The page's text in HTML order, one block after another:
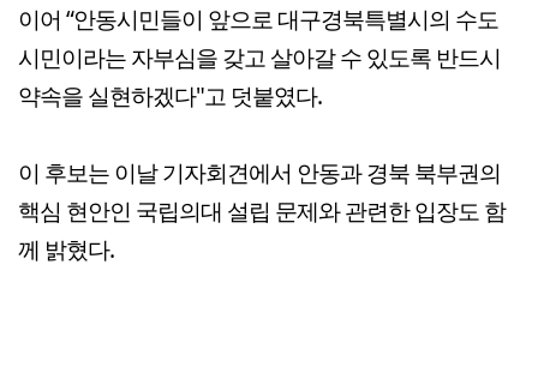
이어 “안동시민들이 앞으로 대구경북특별시의 수도
시민이라는 자부심을 갖고 살아갈 수 있도록 반드시
약속을 실현하겠다"고 덧붙였다.
이 후보는 이날 기자회견에서 안동과 경북 북부권의
핵심 현안인 국립의대 설립 문제와 관련한 입장도 함
께 밝혔다.